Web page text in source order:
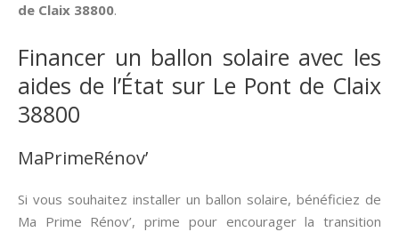
de Claix 38800.
Financer un ballon solaire avec les
aides de l’État sur Le Pont de Claix
38800
MaPrimeRénov’
Si vous souhaitez installer un ballon solaire, bénéficiez de
Ma Prime Rénov’, prime pour encourager la transition